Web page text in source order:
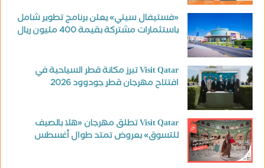
«فستيفال سيتي» يعلن برنامج تطوير شامل
باستثمارات مشتركة بقيمة 400 مليون ريال
Visit Qatar تبرز مكانة قطر السياحية في
افتتاح مهرجان قطر جودوود 2026
Visit Qatar تطلق مهرجان «هلا بالصيف
للتسوق» بعروض تمتد طوال أغسطس